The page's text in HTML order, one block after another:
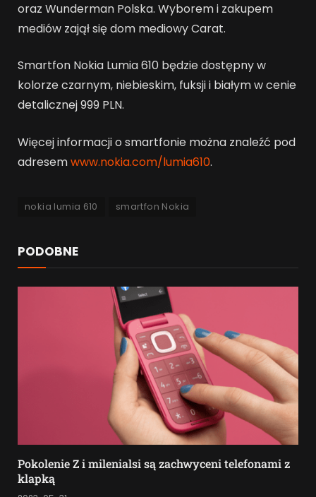
oraz Wunderman Polska. Wyborem i zakupem
mediów zajął się dom mediowy Carat.
Smartfon Nokia Lumia 610 będzie dostępny w
kolorze czarnym, niebieskim, fuksji i białym w cenie
detalicznej 999 PLN.
Więcej informacji o smartfonie można znaleźć pod
adresemwww.nokia.com/lumia610.
nokia lumia 610 smartfon Nokia
PODOBNE
Pokolenie Z i milenialsi są zachwyceni telefonami z
klapką